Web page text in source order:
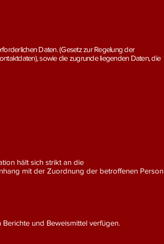
Daten. (Gesetz zur Regelung der
sowie die zugrunde liegenden Daten, die
hält sich strikt an die
mit der Zuordnung der betroffenen Person
und Beweismittel verfügen.